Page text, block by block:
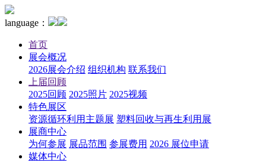
language：
首页
展会概况
2026展会介绍 组织机构 联系我们
上届回顾
2025回顾 2025照片 2025视频
特色展区
资源循环利用主题展 塑料回收与再生利用展
展商中心
为何参展 展品范围 参展费用 2026 展位申请
媒体中心